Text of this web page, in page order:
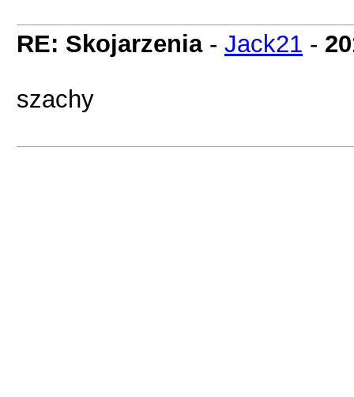
RE: Skojarzenia- Jack21 -
szachy